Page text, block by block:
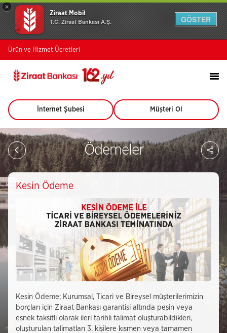
×
Ziraat Mobil
T.C. Ziraat Bankası A.Ş. GÖSTER
Ürün ve Hizmet Ücretleri
İnternet Şubesi
(Bu
sayfa
yeni
pencerede
açılacaktır)
Müşteri Ol
(Bu
sayfa
yeni
pencerede
açılacaktır)
Ödemeler
Kesin Ödeme
Kesin Ödeme; Kurumsal, Ticari ve Bireysel müşterilerimizin
borçları için Ziraat Bankası garantisi altında peşin veya
esnek taksitli olarak ileri tarihli talimat oluşturabildikleri,
oluşturulan talimatları 3. kişilere kısmen veya tamamen